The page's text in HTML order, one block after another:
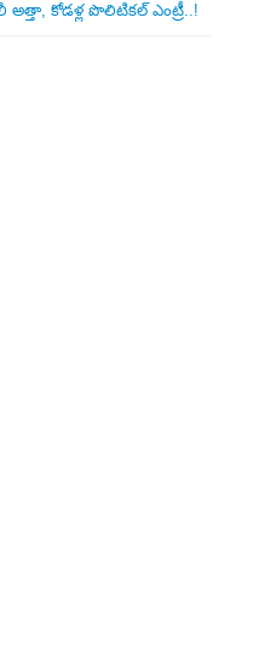
కోడ‌ళ్ల పొలిటికల్ ఎంట్రీ..!